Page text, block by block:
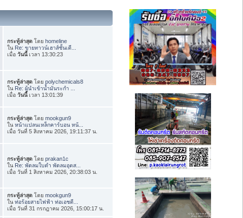
กระทู้ล่าสุด โดยhomeline
ใน Re: ขายทาวน์เฮาส์ชั้นเดี...
เมื่อวันนี้เวลา 13:30:23
กระทู้ล่าสุด โดยpolychemicals8
ใน Re: ผู้นำเข้าน้ำมันระกำ ...
เมื่อวันนี้เวลา 13:01:39
กระทู้ล่าสุด โดยmookgun9
ในหน้าแปลนเหล็กคาร์บอน หน้...
เมื่อ วันที่ 5 สิงหาคม 2026, 19:11:37 น.
กระทู้ล่าสุด โดยprakan1c
ใน Re: พัดลมใบดำ พัดลมอุตส...
เมื่อ วันที่ 1 สิงหาคม 2026, 20:38:03 น.
กระทู้ล่าสุด โดยmookgun9
ในท่อร้อยสายไฟฟ้า ท่อเอชดี...
เมื่อ วันที่ 31 กรกฎาคม 2026, 15:00:17 น.